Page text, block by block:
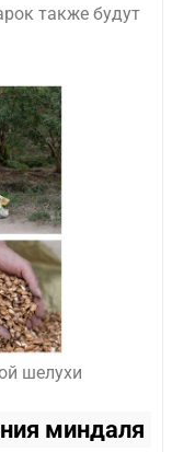
также будут
шелухи
миндаля